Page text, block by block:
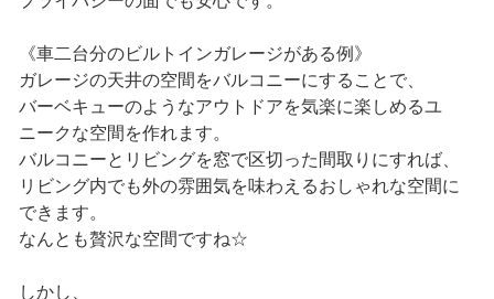
《車二台分のビルトインガレージがある例》
ガレージの天井の空間をバルコニーにすることで、
バーベキューのようなアウトドアを気楽に楽しめるユ
ニークな空間を作れます。
バルコニーとリビングを窓で区切った間取りにすれば、
リビング内でも外の雰囲気を味わえるおしゃれな空間に
できます。
なんとも贅沢な空間ですね☆
しかし、